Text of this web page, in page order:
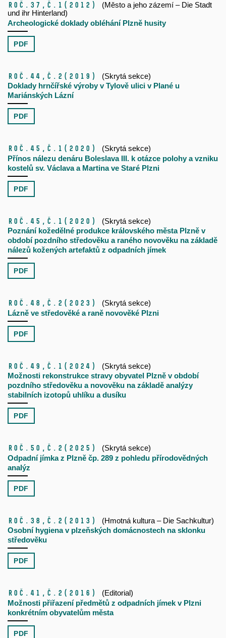
Roč.37, č.1 (2012)
(Město a jeho zázemí – Die Stadt
und ihr Hinterland)
Archeologické doklady obléhání Plzně husity
PDF
Roč.44, č.2 (2019)
(Skrytá sekce)
Doklady hrnčířské výroby v Tylově ulici v Plané u
Mariánských Lázní
PDF
Roč.45, č.1 (2020)
(Skrytá sekce)
Přínos nálezu denáru Boleslava III. k otázce polohy a vzniku
kostelů sv. Václava a Martina ve Staré Plzni
PDF
Roč.45, č.1 (2020)
(Skrytá sekce)
Poznání kožedělné produkce královského města Plzně v
období pozdního středověku a raného novověku na základě
nálezů kožených artefaktů z odpadních jímek
PDF
Roč.48, č.2 (2023)
(Skrytá sekce)
Lázně ve středověké a raně novověké Plzni
PDF
Roč.49, č.1 (2024)
(Skrytá sekce)
Možnosti rekonstrukce stravy obyvatel Plzně v období
pozdního středověku a novověku na základě analýzy
stabilních izotopů uhlíku a dusíku
PDF
Roč.50, č.2 (2025)
(Skrytá sekce)
Odpadní jímka z Plzně čp. 289 z pohledu přírodovědných
analýz
PDF
Roč.38, č.2 (2013)
(Hmotná kultura – Die Sachkultur)
Osobní hygiena v plzeňských domácnostech na sklonku
středověku
PDF
Roč.41, č.2 (2016)
(Editorial)
Možnosti přiřazení předmětů z odpadních jímek v Plzni
konkrétním obyvatelům města
PDF